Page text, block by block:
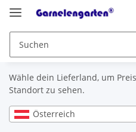
Wähle dein Lieferland, um
Standort zu sehen.
Österreich